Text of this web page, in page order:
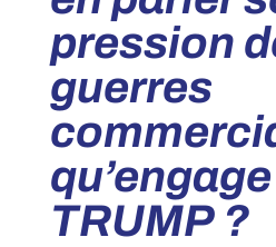
pression
guerres
TRUMP ?